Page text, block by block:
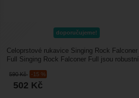
doporučujeme!
590Kč -15 %
502 Kč
Celoprstové rukavice Singing Rock Falconer
Full Singing Rock Falconer Full jsou robustní